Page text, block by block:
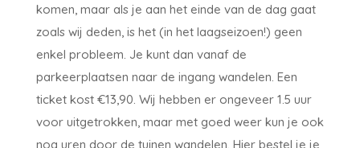
komen, maar als je aan het einde van de dag gaat
zoals wij deden, is het (in het laagseizoen!) geen
enkel probleem. Je kunt dan vanaf de
parkeerplaatsen naar de ingang wandelen. Een
ticket kost €13,90. Wij hebben er ongeveer 1.5 uur
voor uitgetrokken, maar met goed weer kun je ook
nog uren door de tuinen wandelen. Hier bestel je je